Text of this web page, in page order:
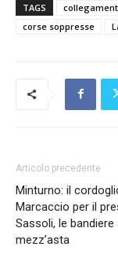
TAGS
corse soppresse
Articolo precedente
Minturno: il
Marcaccio per il
Sassoli, le bandiere
mezz’asta